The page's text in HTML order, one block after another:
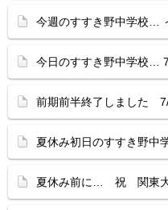
今週のすすき野中学
今日のすすき野中学
前期前半終了しまし
夏休み初日のすすき
夏休み前に… 祝 関